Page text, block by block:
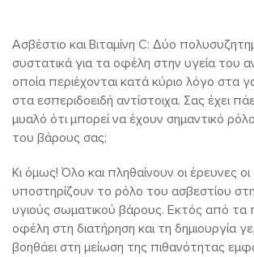
Ασβέστιο και Βιταμίνη C: Δύο
συστατικά για τα οφέλη στην υγεία του
οποία περιέχονται κατά κύριο λόγο στα
στα εσπεριδοειδή αντίστοιχα. Σας έχει
μυαλό ότι μπορεί να έχουν σημαντικό
του βάρους σας;
Κι όμως! Όλο και πληθαίνουν οι έρευνες οι
υποστηρίζουν το ρόλο του ασβεστίου
υγιούς σωματικού βάρους. Εκτός από τα
οφέλη στη διατήρηση και τη δημιουργία
βοηθάει στη μείωση της πιθανότητας